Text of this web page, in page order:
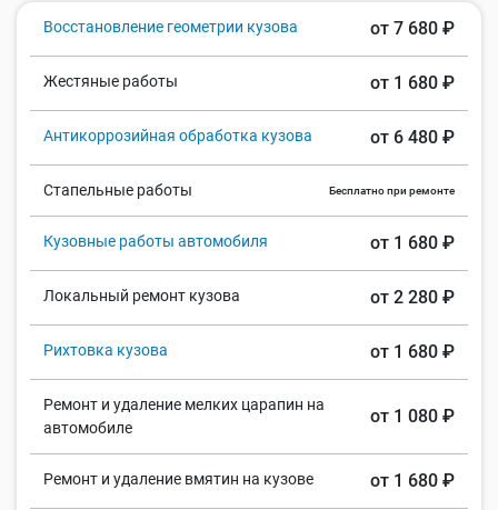
Восстановление геометрии кузова от 7 680 ₽
Жестяные работы от 1 680 ₽
Антикоррозийная обработка кузова от 6 480 ₽
Стапельные работы Бесплатно при ремонте
Кузовные работы автомобиля от 1 680 ₽
Локальный ремонт кузова от 2 280 ₽
Рихтовка кузова от 1 680 ₽
Ремонт и удаление мелких царапин на
автомобиле
от 1 080 ₽
Ремонт и удаление вмятин на кузове от 1 680 ₽